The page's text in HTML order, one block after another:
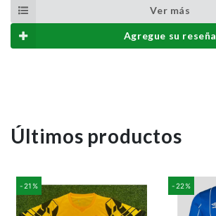
Ver más
Agregue su reseña
Últimos productos
-21% -22%